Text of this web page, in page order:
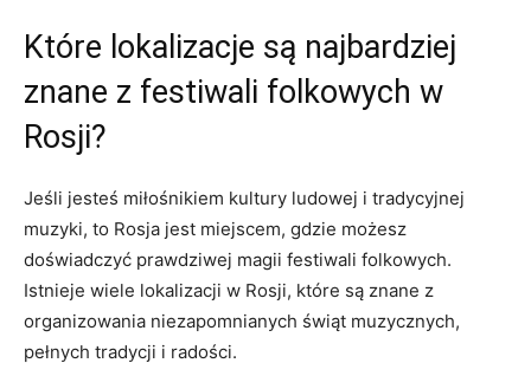
Które lokalizacje są najbardziej
znane z festiwali folkowych w
‌Rosji?
Jeśli jesteś miłośnikiem⁤ kultury ludowej i tradycyjnej
muzyki,⁤ to Rosja‍ jest‍ miejscem, gdzie możesz
doświadczyć prawdziwej‍ magii festiwali ⁢folkowych.
Istnieje ‍wiele⁤ lokalizacji w Rosji, które są znane‍ z ​
organizowania niezapomnianych⁤ świąt muzycznych,​
pełnych tradycji i radości.